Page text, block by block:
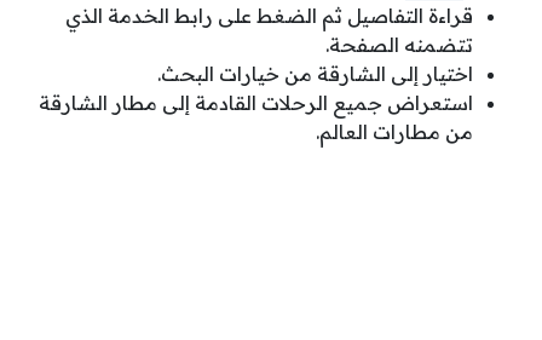
قراءة التفاصيل ثم الضغط على رابط الخدمة الذي
تتضمنه الصفحة.
اختيار إلى الشارقة من خيارات البحث.
استعراض جميع الرحلات القادمة إلى مطار الشارقة
من مطارات العالم.